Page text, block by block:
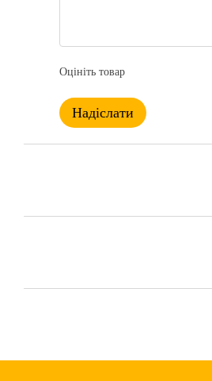
Оцініть товар
Надіслати